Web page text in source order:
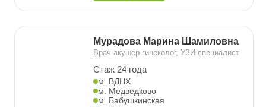
Мурадова Марина Шамиловна
Врач акушер-гинеколог, УЗИ-специалист
Стаж 24 года
м. ВДНХ
м. Медведково
м. Бабушкинская